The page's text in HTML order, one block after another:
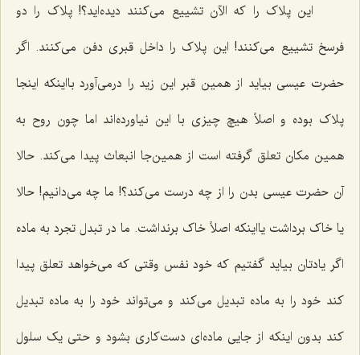
این پلاک را که الآن تشییع می‌کنند دیده‌اید؟! پلاک را دو
فرسخ تشییع می‌کنند! این پلاک را داخل قبری دفن می‌کنند. اگر
حضرت عیسی بیاید از همین قبر این زید را درمی‌آورد بااینکه اینجا
پلاک بوده و اصلاً هیچ چیزی با این نیاورده‌اند اما چون روح به
همین مکان تعلق گرفته است از همین‌جا انبعاث پیدا می‌کند. حالا
آن حضرت عیسی بدن را از چه درست می‌کند؟! ما چه می‌دانیم! حالا
یا خاک برداشت یااینکه اصلاً خاک برنداشت. ما در تبدل تجرد به ماده
اگر یادتان بیاید گفتیم که خود نفس وقتی که می‌خواهد تعلق پیدا
کند خود را به ماده تبدیل می‌کند و می‌تواند خود را به ماده تبدیل
کند بدون اینکه از جایی ماده‌ای دست‌کاری بشود و حتی یک سلول